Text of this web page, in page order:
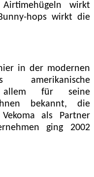
wirkt
hops wirkt die
in der modernen
amerikanische
für seine
bekannt, die
als Partner
ging 2002